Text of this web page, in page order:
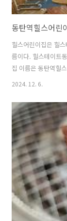
동탄역힐스어린
힐스어린이집은 힐
름이다. 힐스테이트
집 이름은 동탄역힐
왔을 때 찍은 사진들
2024. 12. 6.